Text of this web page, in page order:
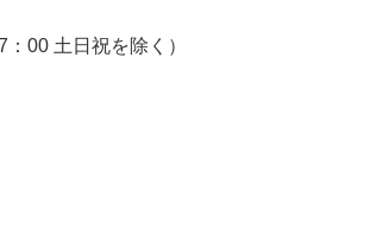
： 00 土日祝を除く）